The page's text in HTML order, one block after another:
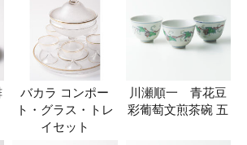
バカラ コンポー
ト・グラス・トレ
イセット
川瀬順一 青花豆
彩葡萄文煎茶碗 五